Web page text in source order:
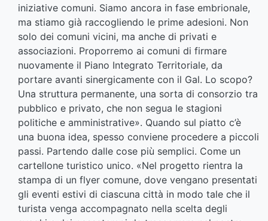
iniziative comuni. Siamo ancora in fase embrionale,
ma stiamo già raccogliendo le prime adesioni. Non
solo dei comuni vicini, ma anche di privati e
associazioni. Proporremo ai comuni di firmare
nuovamente il Piano Integrato Territoriale, da
portare avanti sinergicamente con il Gal. Lo scopo?
Una struttura permanente, una sorta di consorzio tra
pubblico e privato, che non segua le stagioni
politiche e amministrative». Quando sul piatto c’è
una buona idea, spesso conviene procedere a piccoli
passi. Partendo dalle cose più semplici. Come un
cartellone turistico unico. «Nel progetto rientra la
stampa di un flyer comune, dove vengano presentati
gli eventi estivi di ciascuna città in modo tale che il
turista venga accompagnato nella scelta degli